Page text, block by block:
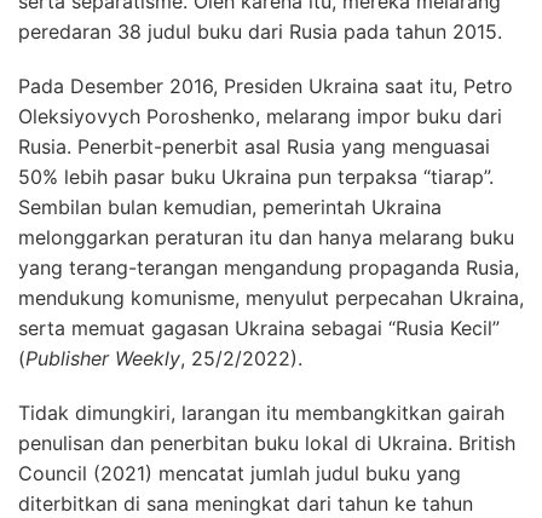
peredaran 38 judul buku dari Rusia pada tahun 2015.
Pada Desember 2016, Presiden Ukraina saat itu, Petro
Oleksiyovych Poroshenko, melarang impor buku dari
Rusia. Penerbit-penerbit asal Rusia yang menguasai
50% lebih pasar buku Ukraina pun terpaksa “tiarap”.
Sembilan bulan kemudian, pemerintah Ukraina
melonggarkan peraturan itu dan hanya melarang buku
yang terang-terangan mengandung propaganda Rusia,
mendukung komunisme, menyulut perpecahan Ukraina,
serta memuat gagasan Ukraina sebagai “Rusia Kecil”
(Publisher Weekly, 25/2/2022).
Tidak dimungkiri, larangan itu membangkitkan gairah
penulisan dan penerbitan buku lokal di Ukraina. British
Council (2021) mencatat jumlah judul buku yang
diterbitkan di sana meningkat dari tahun ke tahun